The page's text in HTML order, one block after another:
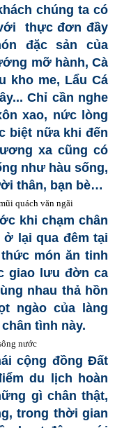
chúng ta có
thực đơn đầy
đặc sản của
mỡ hành, Cà
kho me, Lẩu Cá
Chỉ cần nghe
xao, nức lòng
biệt nữa khi đến
xa cũng có
như hàu sống,
thân, bạn bè…
khi chạm chân
ở lại qua đêm tại
món ăn tinh
giao lưu đờn ca
nhau thả hồn
ngào của làng
tình này.
cộng đồng Đất
du lịch hoàn
gì chân thật,
trong thời gian